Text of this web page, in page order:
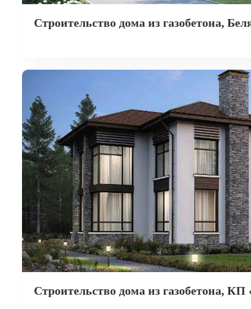
Строительство дома из газобетона,
Строительство дома из газобетона, КП